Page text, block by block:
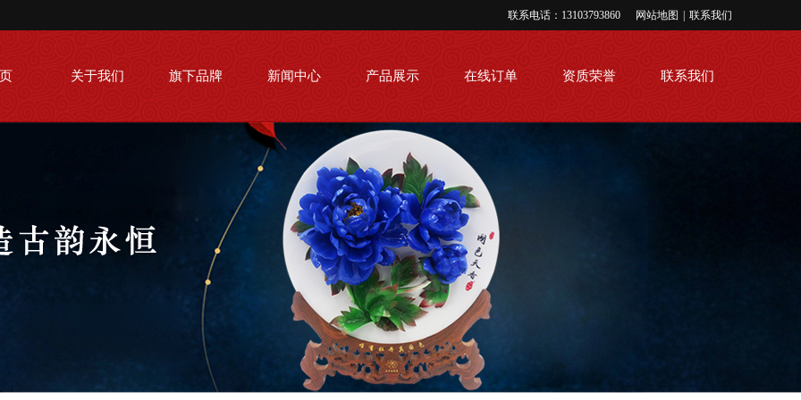
联系电话：13103793860 网站地图 联系我们
关于我们 旗下品牌 新闻中心 产品展示 在线订单 资质荣誉 联系我们